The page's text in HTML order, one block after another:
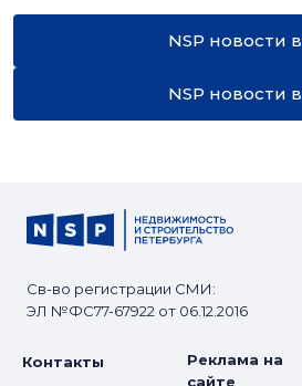
NSP новости в
NSP новости в
Св-во регистрации СМИ:
ЭЛ №ФС77-67922 от 06.12.2016
Контакты
Реклама на
сайте